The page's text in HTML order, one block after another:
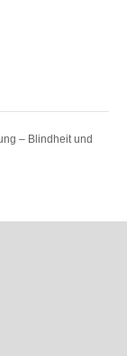
– Blindheit und